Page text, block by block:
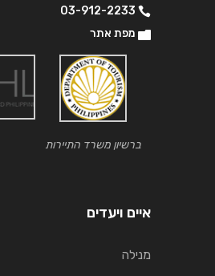
03-912-2233
מפת אתר
ברשיון משרד התיירות
איים ויעדים
מנילה